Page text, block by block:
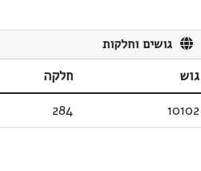
גושים וחלקות
גוש
חלקה
10102
284